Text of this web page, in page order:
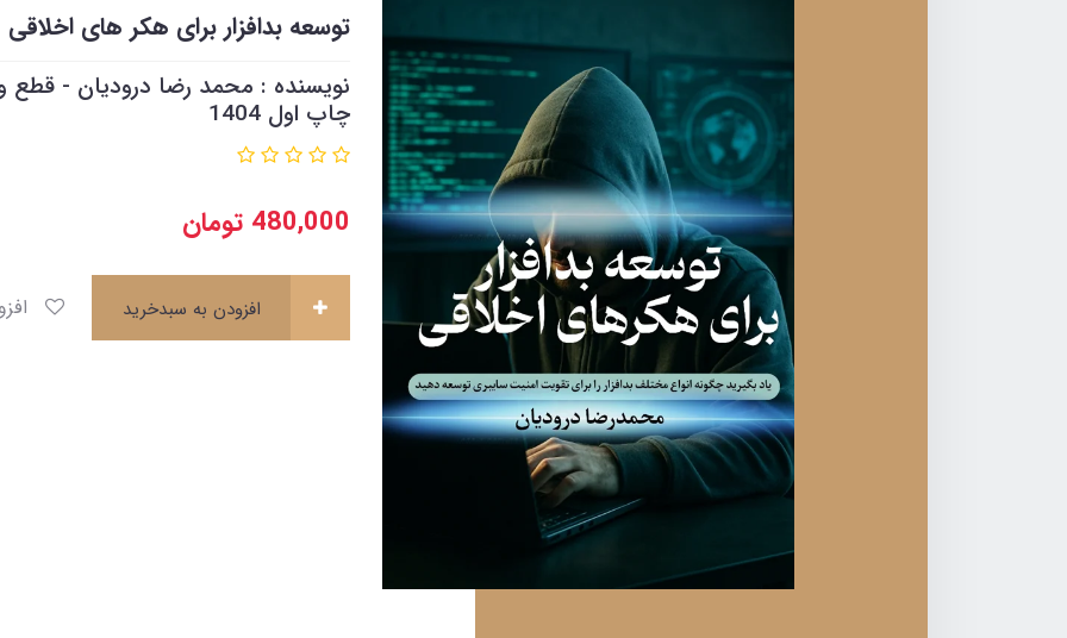
توسعه بدافزار برای هکر های اخلاقی
چاپ اول 1404
480,000 تومان